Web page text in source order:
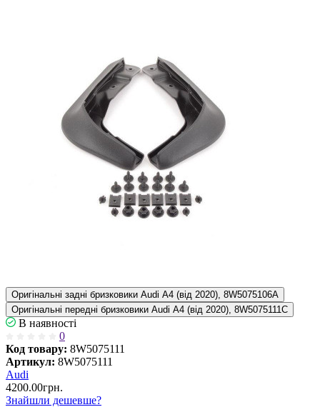
Оригінальні задні бризковики Audi A4 (від 2020), 8W5075106A
Оригінальні передні бризковики Audi A4 (від 2020), 8W5075111C
В наявності
0
Код товару: 8W5075111
Артикул: 8W5075111
Audi
4200.00грн.
Знайшли дешевше?